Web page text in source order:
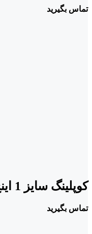
تماس بگیرید
کوپلینگ سایز 1 اینچ آلومینومی برند AWG
تماس بگیرید